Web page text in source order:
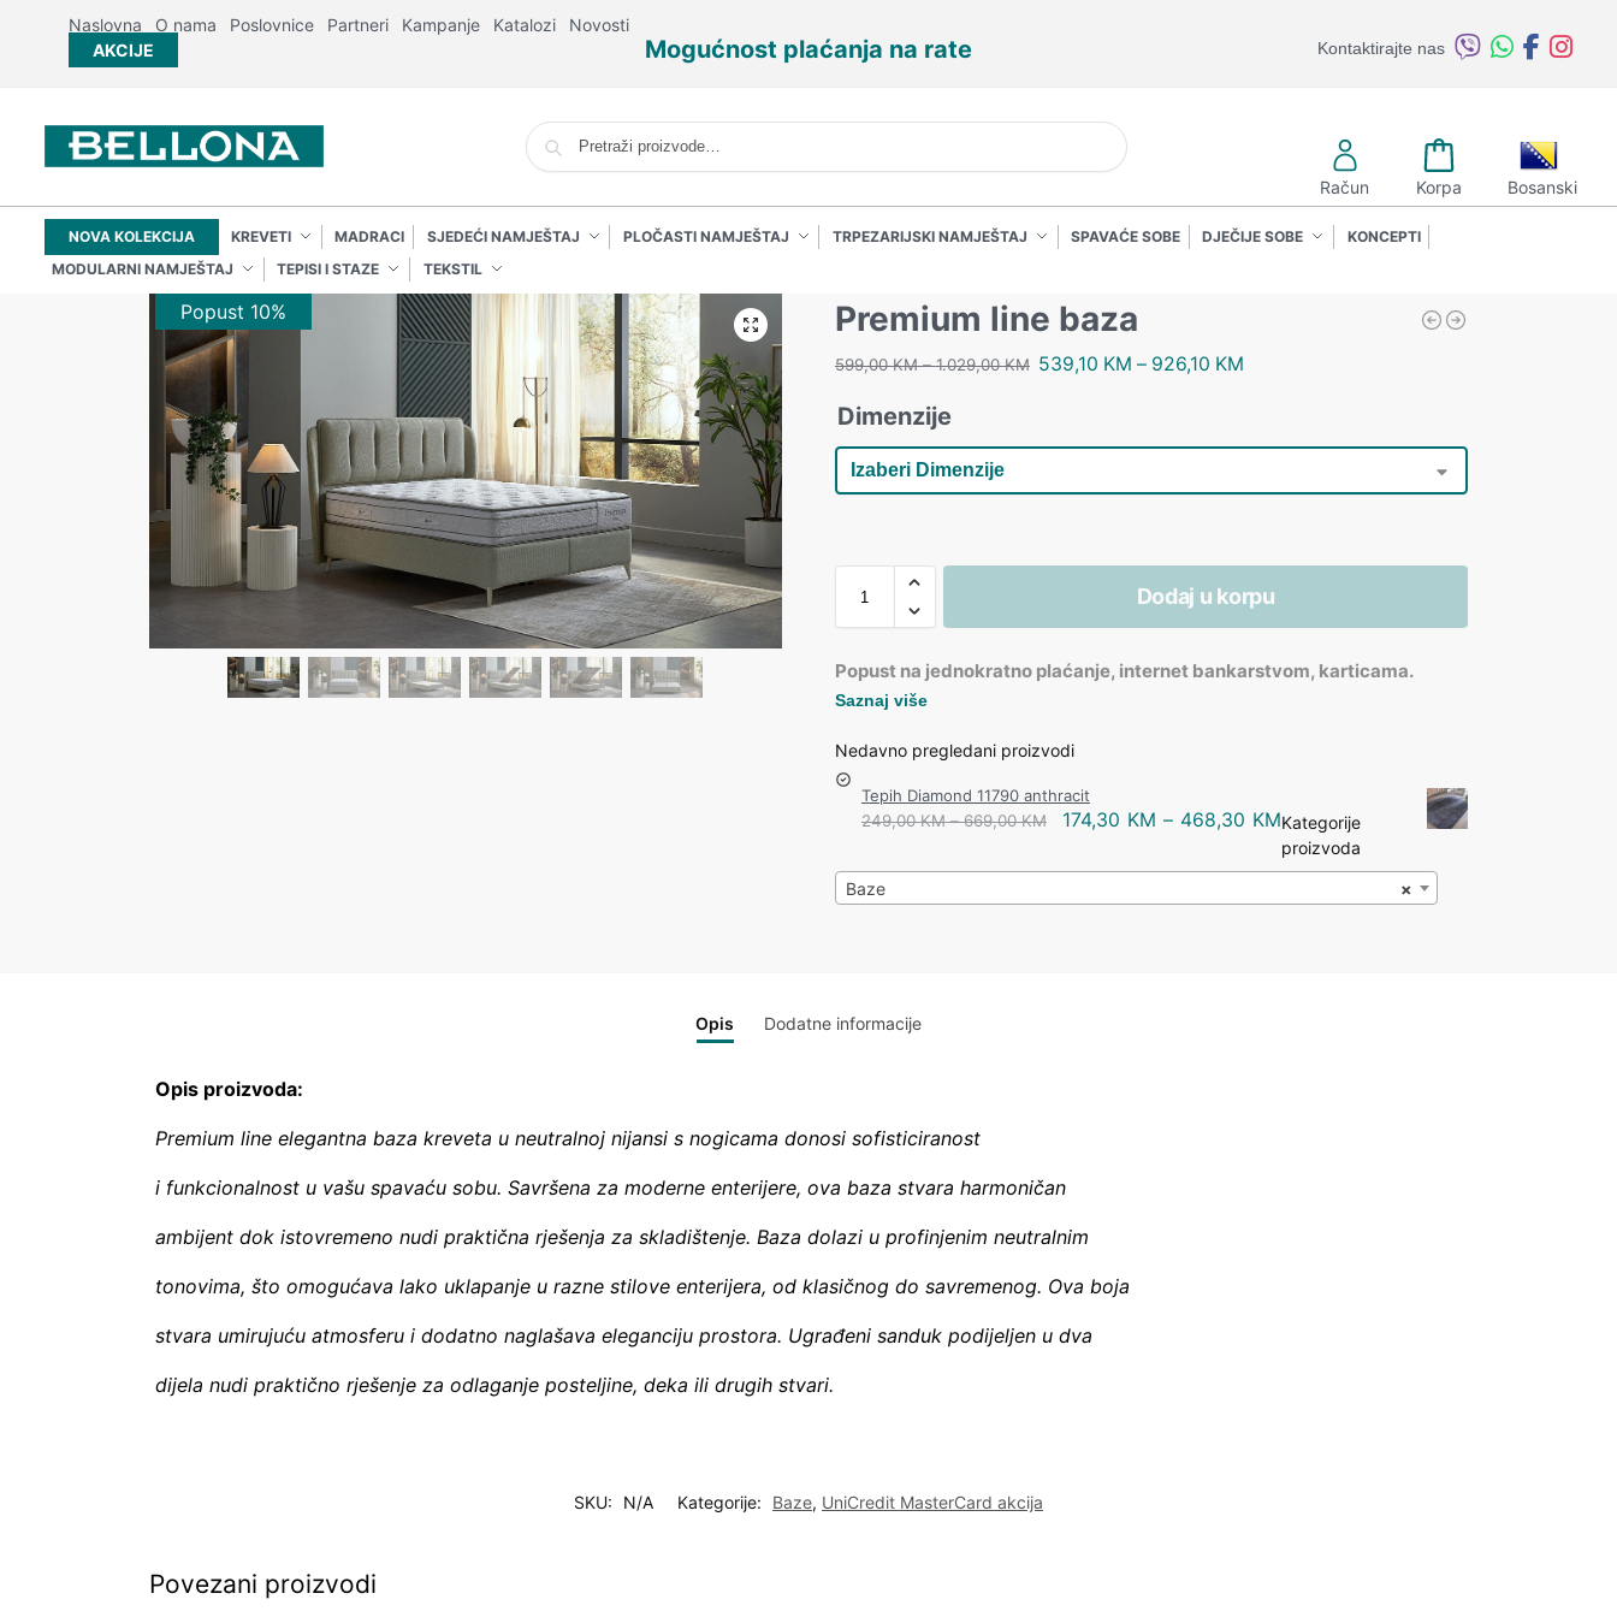
Naslovna O nama Poslovnice Partneri Kampanje Katalozi
Novosti
AKCIJE
Mogućnost plaćanja na rate Kontaktirajte nas
Pretraži
Račun Korpa Bosanski
NOVA KOLEKCIJA KREVETI MADRACI SJEDEĆI NAMJEŠTAJ PLOČASTI NAMJEŠTAJ TRPEZARIJSKI NAMJEŠTAJ SPAVAĆE SOBE DJEČIJE SOBE
KONCEPTI
MODULARNI NAMJEŠTAJ
TEPISI I STAZE TEKSTIL
Popust 10%
Popust 10% Premium line baza
599,00KM – 1.029,00KM 539,10 KM – 926,10 KM
Dimenzije
Dodaj u korpu
Popust na jednokratno plaćanje, internet bankarstvom, karticama.
Saznaj više
Nedavno pregledani proizvodi
Tepih Diamond 11790 anthracit
249,00KM – 669,00KM 174,30 KM – 468,30 KMKategorije
proizvoda
×
Baze
Opis Dodatne informacije
Opis proizvoda:
Premium line elegantna baza kreveta u neutralnoj nijansi s nogicama donosi sofisticiranost
i funkcionalnost u vašu spavaću sobu. Savršena za moderne enterijere, ova baza stvara harmoničan
ambijent dok istovremeno nudi praktična rješenja za skladištenje. Baza dolazi u profinjenim neutralnim
tonovima, što omogućava lako uklapanje u razne stilove enterijera, od klasičnog do savremenog. Ova boja
stvara umirujuću atmosferu i dodatno naglašava eleganciju prostora. Ugrađeni sanduk podijeljen u dva
dijela nudi praktično rješenje za odlaganje posteljine, deka ili drugih stvari.
SKU: N/A Kategorije: Baze, UniCredit MasterCard akcija
Povezani proizvodi